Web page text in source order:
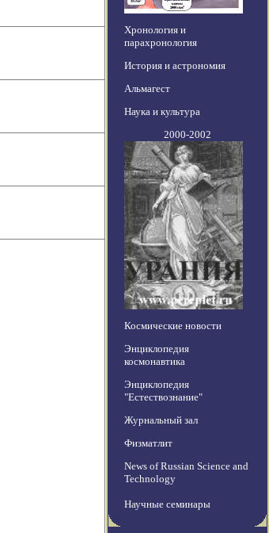
Хронология и
парахронология
История и астрономия
Альмагест
Наука и культура
2000-2002
Космические новости
Энциклопедия
космонавтика
Энциклопедия
"Естествознание"
Журнальный зал
Физматлит
News of Russian Science and
Technology
Научные семинары